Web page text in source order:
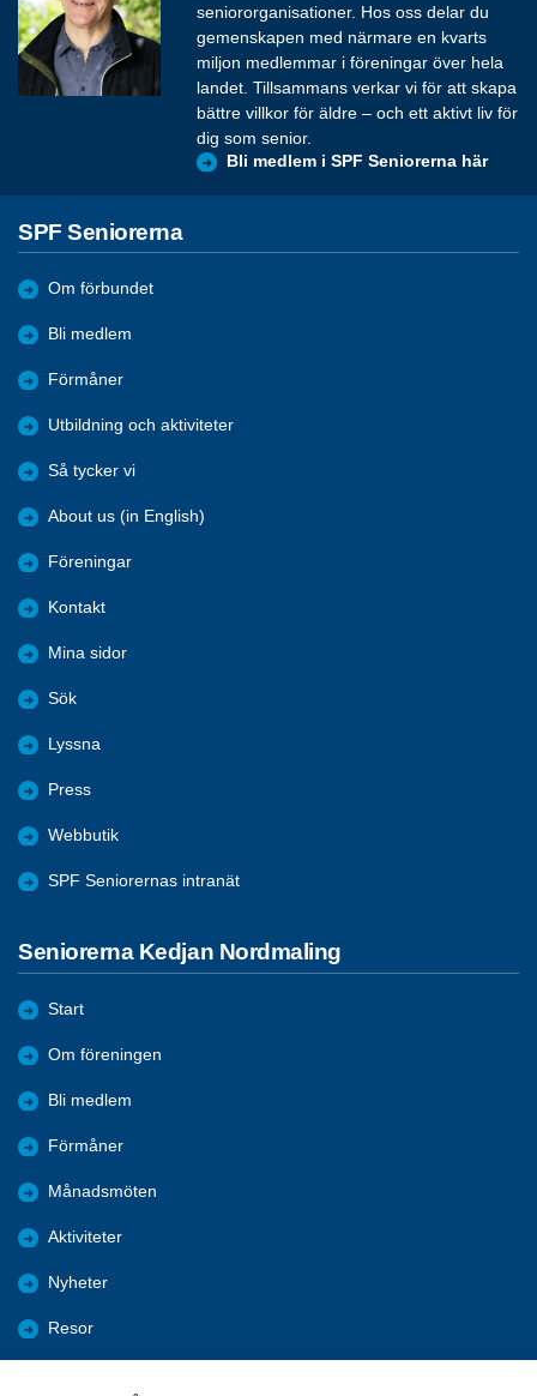
seniororganisationer. Hos oss delar du
gemenskapen med närmare en kvarts
miljon medlemmar i föreningar över hela
landet. Tillsammans verkar vi för att skapa
bättre villkor för äldre – och ett aktivt liv för
dig som senior.
Bli medlem i SPF Seniorerna här
SPF Seniorerna
Om förbundet
Bli medlem
Förmåner
Utbildning och aktiviteter
Så tycker vi
About us (in English)
Föreningar
Kontakt
Mina sidor
Sök
Lyssna
Press
Webbutik
SPF Seniorernas intranät
Seniorerna Kedjan Nordmaling
Start
Om föreningen
Bli medlem
Förmåner
Månadsmöten
Aktiviteter
Nyheter
Resor